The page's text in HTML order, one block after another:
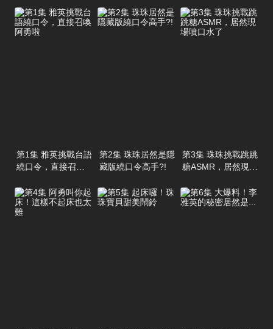
第1集 雅英挑戰台語
繞口令，直接召喚
第2集 珠珠居然是隱
藏版繞口令高手?!
第3集 珠珠挑戰跳跳
糖ASMR，居然現場